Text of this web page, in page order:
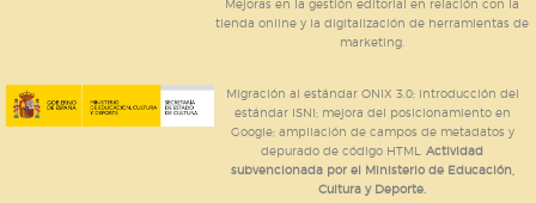
Mejoras en la gestión editorial en relación con la
tienda online y la digitalización de herramientas de
marketing.
Migración al estándar ONIX 3.0; introducción del
estándar ISNI; mejora del posicionamiento en
Google; ampliación de campos de metadatos y
depurado de código HTML.Actividad
subvencionada por el Ministerio de Educación,
Cultura y Deporte.